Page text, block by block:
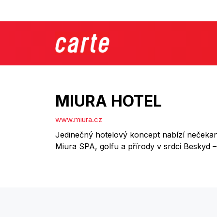
MIURA HOTEL
www.miura.cz
Jedinečný hotelový koncept nabízí
Miura SPA, golfu a přírody v srdci Beskyd